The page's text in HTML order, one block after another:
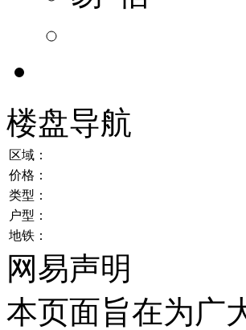
楼盘导航
区域：
价格：
类型：
户型：
地铁：
网易声明
本页面旨在为广